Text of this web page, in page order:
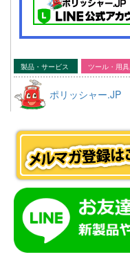
製品・サービス ツール・用
ポリッシャー.JP